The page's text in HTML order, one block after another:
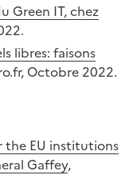
Green IT, chez
libres: faisons
Octobre 2022.
the EU institutions
Gaffey,